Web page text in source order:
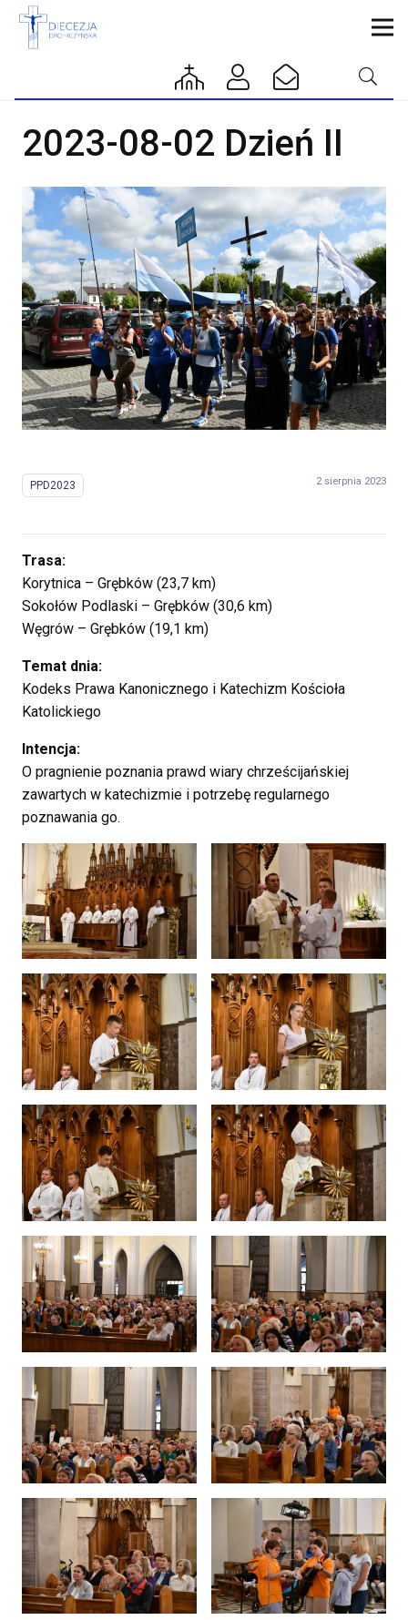
2023-08-02 Dzień II
PPD2023 2 sierpnia 2023
Trasa:
Korytnica – Grębków (23,7 km)
Sokołów Podlaski – Grębków (30,6 km)
Węgrów – Grębków (19,1 km)
Temat dnia:
Kodeks Prawa Kanonicznego i Katechizm Kościoła
Katolickiego
Intencja:
O pragnienie poznania prawd wiary chrześcijańskiej
zawartych w katechizmie i potrzebę regularnego
poznawania go.